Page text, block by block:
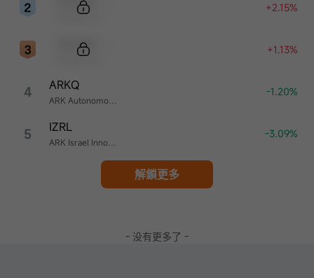
+2.15%
+1.13%
4 ARKQ -1.20%
5 IZRL -3.09%
解鎖更多
- 没有更多了 -